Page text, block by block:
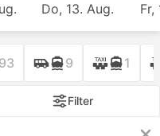
Do, 13. Aug. Fr,
93 9 1
Filter